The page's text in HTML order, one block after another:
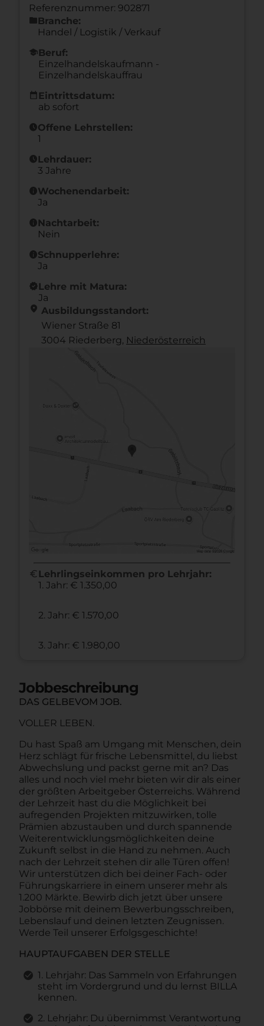
Referenznummer: 902871
folderBranche:
Handel / Logistik / Verkauf
schoolBeruf:
Einzelhandelskaufmann -
Einzelhandelskauffrau
calendar_month Eintrittsdatum:
ab sofort
scheduleOffene Lehrstellen:
1
scheduleLehrdauer:
3 Jahre
infoWochenendarbeit:
Ja
infoNachtarbeit:
Nein
infoSchnupperlehre:
Ja
new_releasesLehre mit Matura:
Ja
location_on Ausbildungsstandort:
Wiener Straße 81
3004 Riederberg, Nieder­österreich
euro Lehrlingseinkommen pro Lehrjahr:
1. Jahr: € 1.350,00
2. Jahr: € 1.570,00
3. Jahr: € 1.980,00
Jobbeschreibung
DAS GELBEVOM JOB.
VOLLER LEBEN.
Du hast Spaß am Umgang mit Menschen, dein
Herz schlägt für frische Lebensmittel, du liebst
Abwechslung und packst gerne mit an? Das
alles und noch viel mehr bieten wir dir als einer
der größten Arbeitgeber Österreichs. Während
der Lehrzeit hast du die Möglichkeit bei
aufregenden Projekten mitzuwirken, tolle
Prämien abzustauben und durch spannende
Weiterentwicklungsmöglichkeiten deine
Zukunft selbst in die Hand zu nehmen. Auch
nach der Lehrzeit stehen dir alle Türen offen!
Wir unterstützen dich bei deiner Fach- oder
Führungskarriere in einem unserer mehr als
1.200 Märkte. Bewirb dich jetzt über unsere
Jobbörse mit deinem Bewerbungsschreiben,
Lebenslauf und deinen letzten Zeugnissen.
Werde Teil unserer Erfolgsgeschichte!
HAUPTAUFGABEN DER STELLE
1. Lehrjahr: Das Sammeln von Erfahrungen
steht im Vordergrund und du lernst BILLA
kennen.
2. Lehrjahr: Du übernimmst Verantwortung